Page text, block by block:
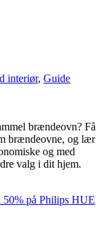
interiør, Guide
brændeovn? Få
brændeovne, og lær
og med
valg i dit hjem.